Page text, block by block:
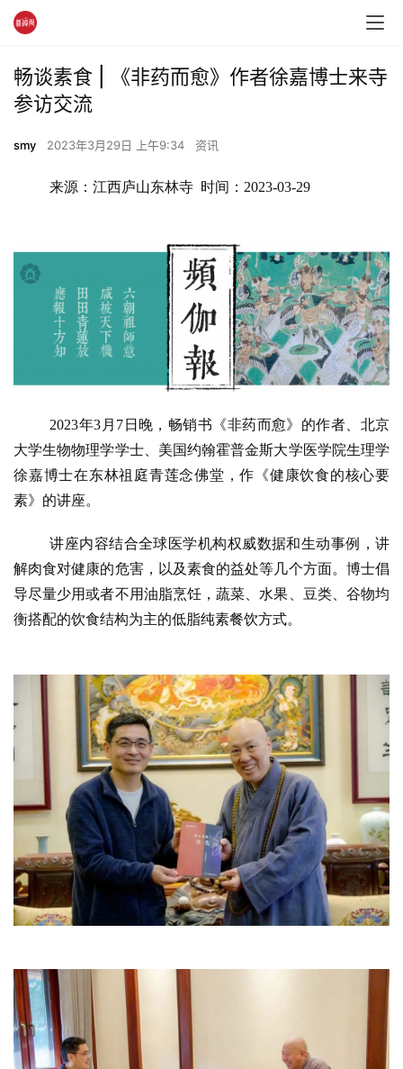
畅谈素食 | 《非药而愈》作者徐嘉博士来寺
参访交流
smy 2023年3月29日 上午9:34 资讯
来源：江西庐山东林寺  时间：2023-03-29
2023年3月7日晚，畅销书《非药而愈》的作者、北京
大学生物物理学学士、美国约翰霍普金斯大学医学院生理学
徐嘉博士在东林祖庭青莲念佛堂，作《健康饮食的核心要
素》的讲座。
讲座内容结合全球医学机构权威数据和生动事例，讲
解肉食对健康的危害，以及素食的益处等几个方面。博士倡
导尽量少用或者不用油脂烹饪，蔬菜、水果、豆类、谷物均
衡搭配的饮食结构为主的低脂纯素餐饮方式。